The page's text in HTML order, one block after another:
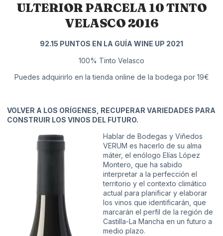
ULTERIOR PARCELA 10 TINTO
VELASCO 2016
92.15 PUNTOS EN LA GUÍA WINE UP 2021
100% Tinto Velasco
Puedes adquirirlo en la tienda online de la bodega por 19€
VOLVER A LOS ORÍGENES, RECUPERAR VARIEDADES PARA
CONSTRUIR LOS VINOS DEL FUTURO.
Hablar de Bodegas y Viñedos
VERUM es hacerlo de su alma
máter, el enólogo Elías López
Montero, que ha sabido
interpretar a la perfección el
territorio y el contexto climático
actual para planificar y elaborar
los vinos que identificarán, que
marcarán el perfil de la región de
Castilla-La Mancha en un futuro a
medio plazo.